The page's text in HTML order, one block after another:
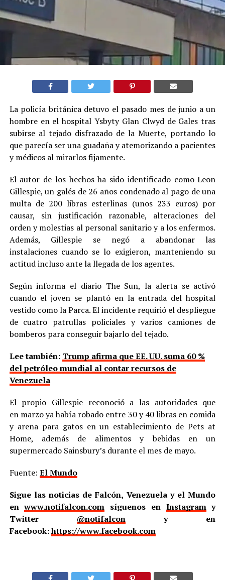
La policía británica detuvo el pasado mes de junio a un
hombre en el hospital Ysbyty Glan Clwyd de Gales tras
subirse al tejado disfrazado de la Muerte, portando lo
que parecía ser una guadaña y atemorizando a pacientes
y médicos al mirarlos fijamente.
El autor de los hechos ha sido identificado como Leon
Gillespie, un galés de 26 años condenado al pago de una
multa de 200 libras esterlinas (unos 233 euros) por
causar, sin justificación razonable, alteraciones del
orden y molestias al personal sanitario y a los enfermos.
Además, Gillespie se negó a abandonar las
instalaciones cuando se lo exigieron, manteniendo su
actitud incluso ante la llegada de los agentes.
Según informa el diario The Sun, la alerta se activó
cuando el joven se plantó en la entrada del hospital
vestido como la Parca. El incidente requirió el despliegue
de cuatro patrullas policiales y varios camiones de
bomberos para conseguir bajarlo del tejado.
Lee también: Trump afirma que EE. UU. suma 60 %
del petróleo mundial al contar recursos de
Venezuela
El propio Gillespie reconoció a las autoridades que
en marzo ya había robado entre 30 y 40 libras en comida
y arena para gatos en un establecimiento de Pets at
Home, además de alimentos y bebidas en un
supermercado Sainsbury’s durante el mes de mayo.
Fuente: El Mundo
Sigue las noticias de Falcón, Venezuela y el Mundo
enwww.notifalcon.com síguenos en Instagramy
Twitter @notifalcony en
Facebook:https://www.facebook.com